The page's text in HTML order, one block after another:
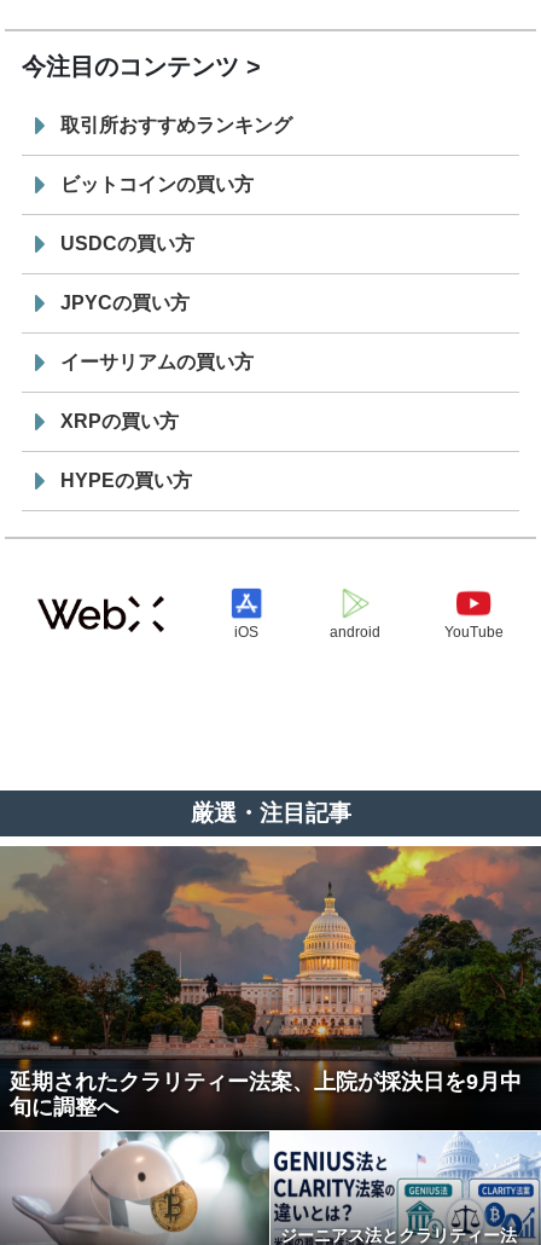
今注目のコンテンツ
取引所おすすめランキング
ビットコインの買い方
USDCの買い方
JPYCの買い方
イーサリアムの買い方
XRPの買い方
HYPEの買い方
iOS android YouTube
厳選・注目記事
延期されたクラリティー法案、上院が採決日を9月中
旬に調整へ
ジーニアス法とクラリティー法